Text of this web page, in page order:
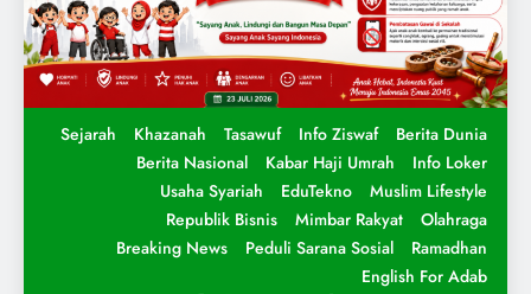
Sejarah Khazanah Tasawuf Info Ziswaf
Berita Dunia
Berita Nasional
Kabar Haji Umrah
Info Loker
Usaha Syariah
EduTekno
Muslim Lifestyle
Republik Bisnis
Mimbar Rakyat
Olahraga
Breaking News
Peduli Sarana Sosial
Ramadhan
English For Adab